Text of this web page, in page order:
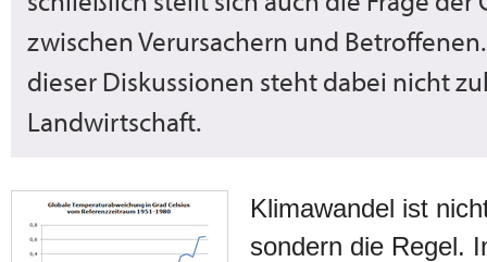
zwischen Verursachern und
dieser Diskussionen steht dabei nicht
Landwirtschaft.
Klimawandel ist
sondern die Regel.